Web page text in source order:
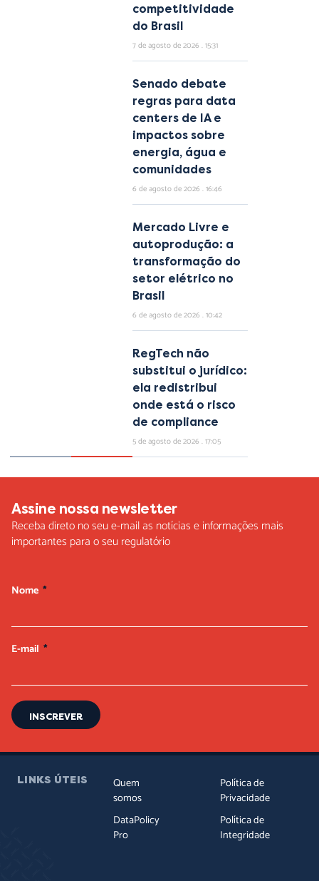
competitividade
do Brasil
7 de agosto de 2026 15:31
Senado debate
regras para data
centers de IA e
impactos sobre
energia, água e
comunidades
6 de agosto de 2026 16:46
Mercado Livre e
autoprodução: a
transformação do
setor elétrico no
Brasil
6 de agosto de 2026 10:42
RegTech não
substitui o jurídico:
ela redistribui
onde está o risco
de compliance
5 de agosto de 2026 17:05
Assine nossa newsletter
Receba direto no seu e-mail as notícias e informações mais
importantes para o seu regulatório
Nome
E-mail
INSCREVER
LINKS ÚTEIS
Quem
somos
DataPolicy
Pro
Política de
Privacidade
Política de
Integridade